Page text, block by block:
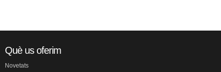
Què us oferim
Novetats